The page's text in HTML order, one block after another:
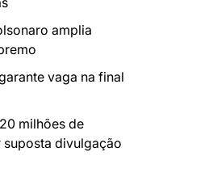
amplia
vaga na final
milhões de
suposta divulgação